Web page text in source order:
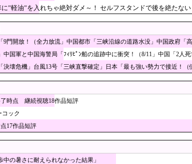
審判の国籍は日本、UAE、イラン」
事件、26歳の女性被告に懲役6年「司法の女割」批判
ｗｗｗｗｗ
有力紙も大韓サッカー協会前代未聞の不
しまう‥」
が高くて他人に迷惑をかけないというけど、実際の現
の定着意欲をそぐな
ム、豪雨で13基の水門を開き大規模放流
番組ばかり作ったフジテレビ、自業自
「防弾ガラスの中で平和式典スピーチした総理がこれ
たよ？」ｗｗｗｗｗ
た女性天皇。日本皇族に韓半島の男の血が入る可能性
大きな25号ソロホームラン！」
ウェート戦で行った審判買収が本当に深
ﾙ」＝韓国の反応
反日感情を一度も持った事がありません！』、『日
”軽油”を入れちゃ絶対ダメ～！ セルフスタンドで後を絶たな
9門開放！（全力放流」中国都市「三峡沿線の道路水没」中国政府「
中国軍と中国海警局「ﾌｨﾘﾋﾟﾝ船の追跡中に衝突！（8/11」中国「2人
決壊危機」台風13号「三峡直撃確定」日本「最も強い勢力で接近！
了時点 継続視聴18作品短評
コック
17作品短評
の暑さに耐えられなかった結果」